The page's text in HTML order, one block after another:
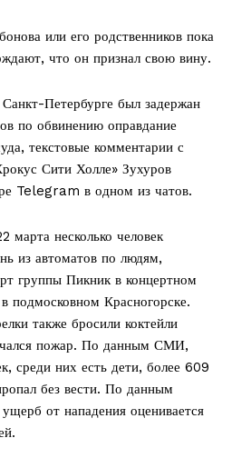
или его родственников пока
что он признал свою вину.
Петербурге был задержан
по обвинению оправдание
текстовые комментарии с
Сити Холле» Зухуров
Telegram в одном из чатов.
несколько человек
из автоматов по людям,
группы Пикник в концертном
подмосковном Красногорске.
также бросили коктейли
пожар. По данным СМИ,
среди них есть дети, более 609
без вести. По данным
от нападения оценивается